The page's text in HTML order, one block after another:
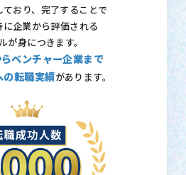
おり、 完了することで
に企業から評価される
が身につきます。
ベンチャー企業まで
の転職実績があります。